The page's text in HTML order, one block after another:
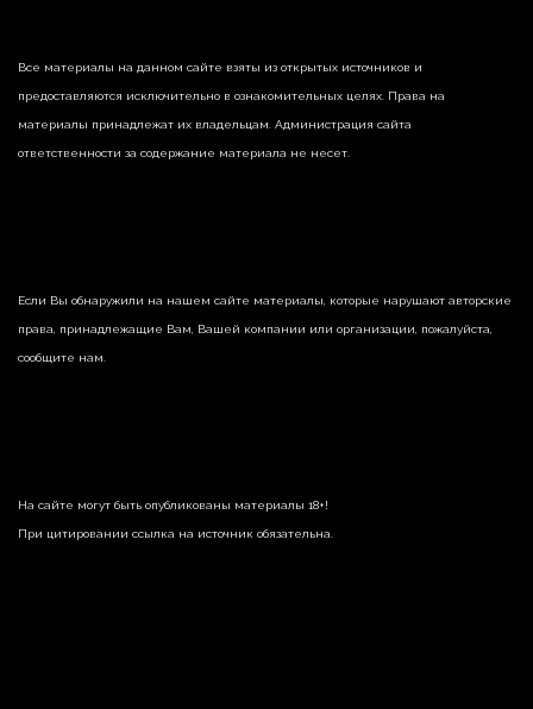
Все материалы на данном сайте взяты из открытых источников и
предоставляются исключительно в ознакомительных целях. Права на
материалы принадлежат их владельцам. Администрация сайта
ответственности за содержание материала не несет.
Если Вы обнаружили на нашем сайте материалы, которые нарушают авторские
права, принадлежащие Вам, Вашей компании или организации, пожалуйста,
сообщите нам.
На сайте могут быть опубликованы материалы 18+!
При цитировании ссылка на источник обязательна.